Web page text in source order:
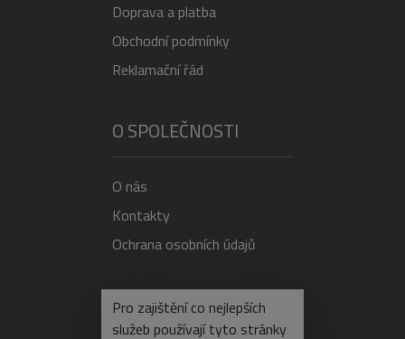
Doprava a platba
Obchodní podmínky
Reklamační řád
O SPOLEČNOSTI
O nás
Kontakty
Ochrana osobních údajů
NEVÍTE SI RADY?
Pro zajištění co nejlepších
služeb používají tyto stránky